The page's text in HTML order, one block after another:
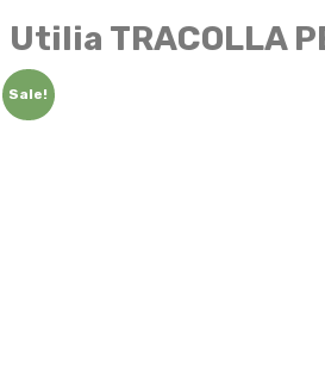
Utilia TRACOLLA
Sale!